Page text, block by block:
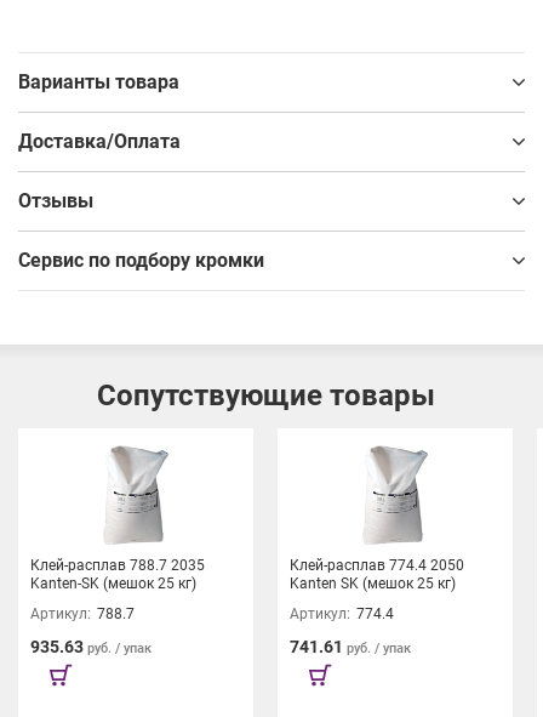
Варианты товара
Доставка/Оплата
Отзывы
Сервис по подбору кромки
Сопутствующие товары
Клей-расплав 788.7 2035
Kanten-SK (мешок 25 кг)
Артикул: 788.7
935.63 руб. / упак
Клей-расплав 774.4 2050
Kanten SK (мешок 25 кг)
Артикул: 774.4
741.61 руб. / упак